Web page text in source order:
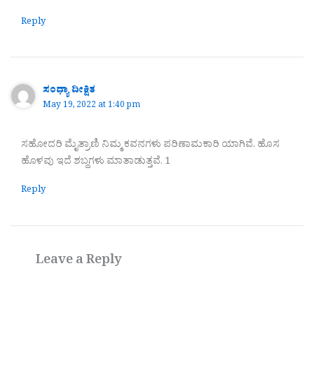
Reply
ಸಂಧ್ಯಾ ದೀಕ್ಷಿತ
May 19, 2022 at 1:40 pm
ಸಹೋದರಿ ಮೈತ್ರಾಣಿ ನಿಮ್ಮ ಕವನಗಳು ಪರಿಣಾಮಕಾರಿ ಯಾಗಿವೆ. ಹೊಸ
ಹೊಳವು ಇದೆ ಶಬ್ದಗಳು ಮಾತಾಡುತ್ತವೆ. 1
Reply
Leave a Reply